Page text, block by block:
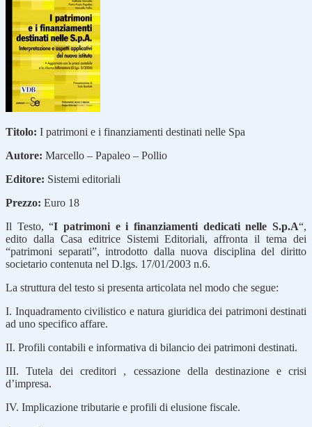
Titolo: I patrimoni e i finanziamenti destinati nelle Spa
Autore: Marcello – Papaleo – Pollio
Editore: Sistemi editoriali
Prezzo: Euro 18
Il Testo, “I patrimoni e i finanziamenti dedicati nelle S.p.A“,
edito dalla Casa editrice Sistemi Editoriali, affronta il tema dei
“patrimoni separati”, introdotto dalla nuova disciplina del diritto
societario contenuta nel D.lgs. 17/01/2003 n.6.
La struttura del testo si presenta articolata nel modo che segue:
I. Inquadramento civilistico e natura giuridica dei patrimoni destinati
ad uno specifico affare.
II. Profili contabili e informativa di bilancio dei patrimoni destinati.
III. Tutela dei creditori , cessazione della destinazione e crisi
d’impresa.
IV. Implicazione tributarie e profili di elusione fiscale.